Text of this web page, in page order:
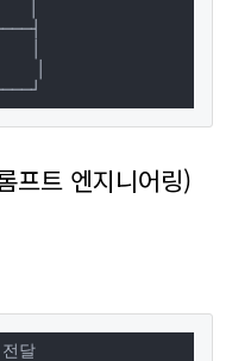
│
│
│
트 엔지니어링)
달